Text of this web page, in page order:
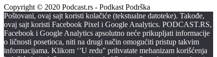
Copyright © 2020 Podcast.rs - Podkast Podrška
Poštovani, ovaj sajt koristi kolačiće (tekstualne datoteke). Takođe,
ovaj sajt koristi Facebook Pixel i Google Analytics. PODCAST.RS,
Facebook i Google Analytics apsolutno neće prikupljati informacije
o ličnosti posetioca, niti na drugi način omogućiti pristup takvim
informacijama. Klikom ‘’U redu'' prihvatate mehanizam korišćenja